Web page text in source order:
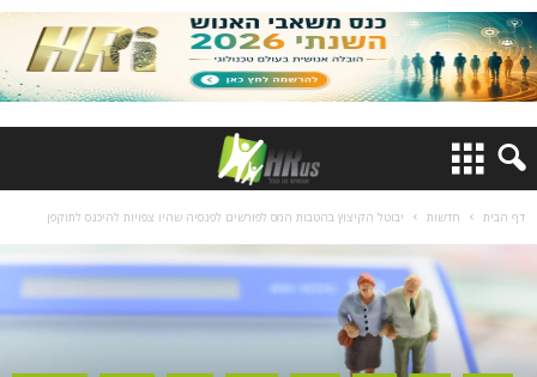
דף הבית חדשות יבוטל הקיצוץ בהטבות המס לפורשים לפנסיה שהיו צפויות להיכנס לתוקפן